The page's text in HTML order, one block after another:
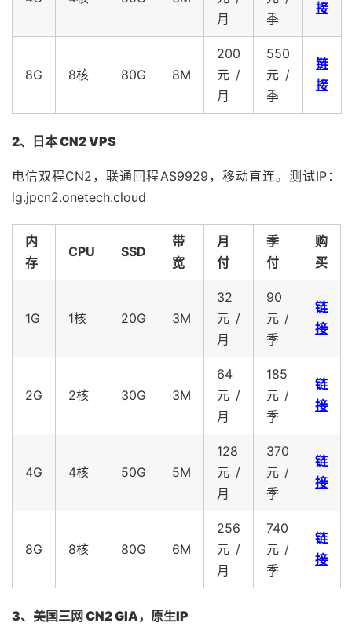
月
季
接
8G 8核 80G 8M
200
元/
月
550
元/
季
链
接
2、日本CN2 VPS
电信双程CN2，联通回程AS9929，移动直连。测试IP：
lg.jpcn2.onetech.cloud
内
存
CPU SSD
带
宽
月
付
季
付
购
买
1G 1核 20G 3M
32
元/
月
90
元/
季
链
接
2G 2核 30G 3M
64
元/
月
185
元/
季
链
接
4G 4核 50G 5M
128
元/
月
370
元/
季
链
接
8G 8核 80G 6M
256
元/
月
740
元/
季
链
接
3、美国三网 CN2 GIA，原生IP